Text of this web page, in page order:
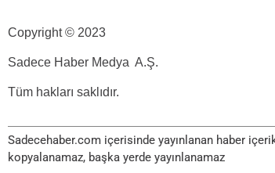
Copyright © 2023
Sadece Haber Medya A.Ş.
Tüm hakları saklıdır.
Sadecehaber.com içerisinde yayınlanan haber
kopyalanamaz, başka yerde yayınlanamaz